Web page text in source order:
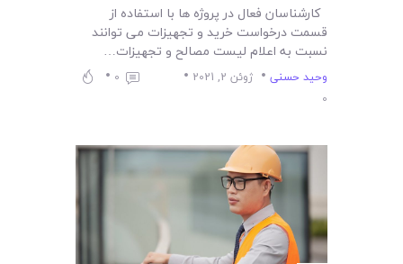
کارشناسان فعال در پروژه ها با استفاده از
قسمت درخواست خرید و تجهیزات می توانند
نسبت به اعلام لیست مصالح و تجهیزات…
وحید حسنی ژوئن 2, 2021
0
0